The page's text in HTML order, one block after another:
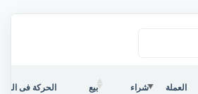
العملة شراء بيع الحركة فى